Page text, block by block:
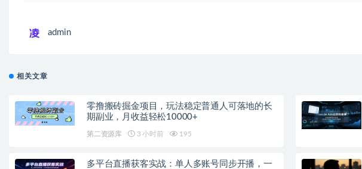
admin
相关文章
零撸搬砖掘金项目，玩法稳定普通人可落地的长
期副业，月收益轻松10000+
第二资源库 3 小时前 195
多平台直播获客实战：单人多账号同步开播，一